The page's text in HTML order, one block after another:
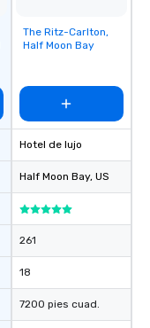
Removed from
favorites
The Ritz-Carlton,
Half Moon Bay
Hotel de lujo
Half Moon Bay, US
261
18
7200 pies cuad.